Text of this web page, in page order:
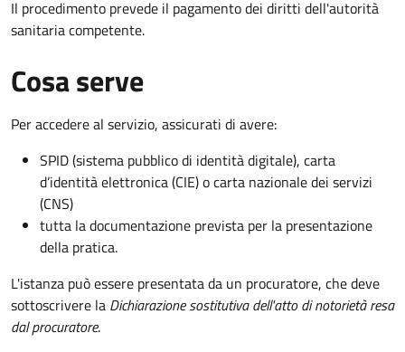
Il procedimento prevede il pagamento dei diritti dell'autorità
sanitaria competente.
Cosa serve
Per accedere al servizio, assicurati di avere:
SPID (sistema pubblico di identità digitale), carta
d’identità elettronica (CIE) o carta nazionale dei servizi
(CNS)
tutta la documentazione prevista per la presentazione
della pratica.
L'istanza può essere presentata da un procuratore, che deve
sottoscrivere la Dichiarazione sostitutiva dell'atto di notorietà resa
dal procuratore.